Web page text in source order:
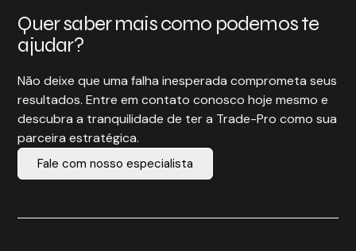
Quer saber mais como podemos te
ajudar?
Não deixe que uma falha inesperada comprometa seus
resultados. Entre em contato conosco hoje mesmo e
descubra a tranquilidade de ter a Trade-Pro como sua
parceira estratégica.
Fale com nosso especialista